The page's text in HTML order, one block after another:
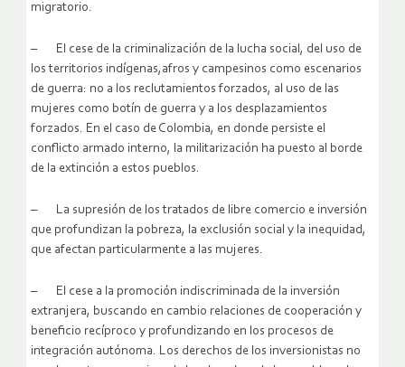
migratorio.
– El cese de la criminalización de la lucha social, del uso de
los territorios indígenas,afros y campesinos como escenarios
de guerra: no a los reclutamientos forzados, al uso de las
mujeres como botín de guerra y a los desplazamientos
forzados. En el caso de Colombia, en donde persiste el
conflicto armado interno, la militarización ha puesto al borde
de la extinción a estos pueblos.
– La supresión de los tratados de libre comercio e inversión
que profundizan la pobreza, la exclusión social y la inequidad,
que afectan particularmente a las mujeres.
– El cese a la promoción indiscriminada de la inversión
extranjera, buscando en cambio relaciones de cooperación y
beneficio recíproco y profundizando en los procesos de
integración autónoma. Los derechos de los inversionistas no